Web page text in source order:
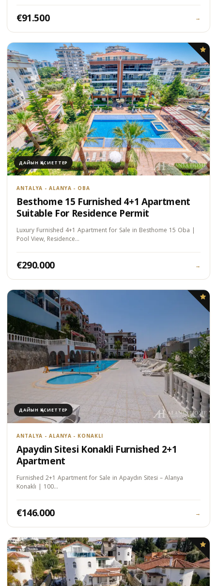
€91.500 →
ДАЙЫН ҚАСИЕТТЕР
ANTALYA - ALANYA - OBA
Besthome 15 Furnished 4+1 Apartment
Suitable For Residence Permit
Luxury Furnished 4+1 Apartment for Sale in Besthome 15 Oba |
Pool View, Residence…
€290.000 →
ДАЙЫН ҚАСИЕТТЕР
ANTALYA - ALANYA - KONAKLI
Apaydin Sitesi Konakli Furnished 2+1
Apartment
Furnished 2+1 Apartment for Sale in Apaydın Sitesi – Alanya
Konaklı | 100…
€146.000 →